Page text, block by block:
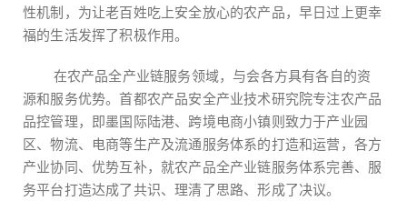
性机制，为让老百姓吃上安全放心的农产品，早日过上更幸
福的生活发挥了积极作用。
在农产品全产业链服务领域，与会各方具有各自的资
源和服务优势。首都农产品安全产业技术研究院专注农产品
品控管理，即墨国际陆港、跨境电商小镇则致力于产业园
区、物流、电商等生产及流通服务体系的打造和运营，各方
产业协同、优势互补，就农产品全产业链服务体系完善、服
务平台打造达成了共识、理清了思路、形成了决议。